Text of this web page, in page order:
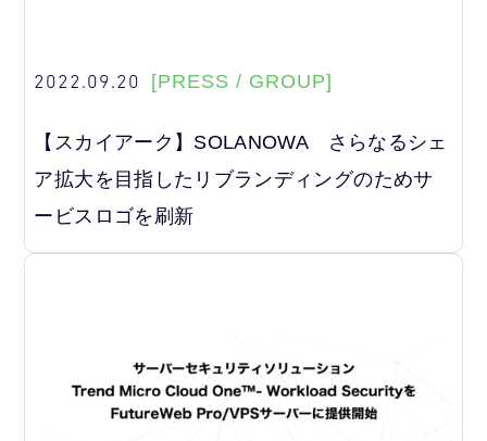
2022.09.20 [PRESS / GROUP]
【スカイアーク】SOLANOWA さらなるシェ
ア拡大を目指したリブランディングのためサ
ービスロゴを刷新